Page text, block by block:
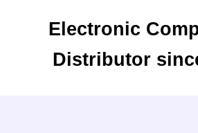
Electronic
Distributor